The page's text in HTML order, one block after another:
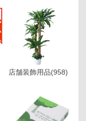
店舗装飾用品(958)